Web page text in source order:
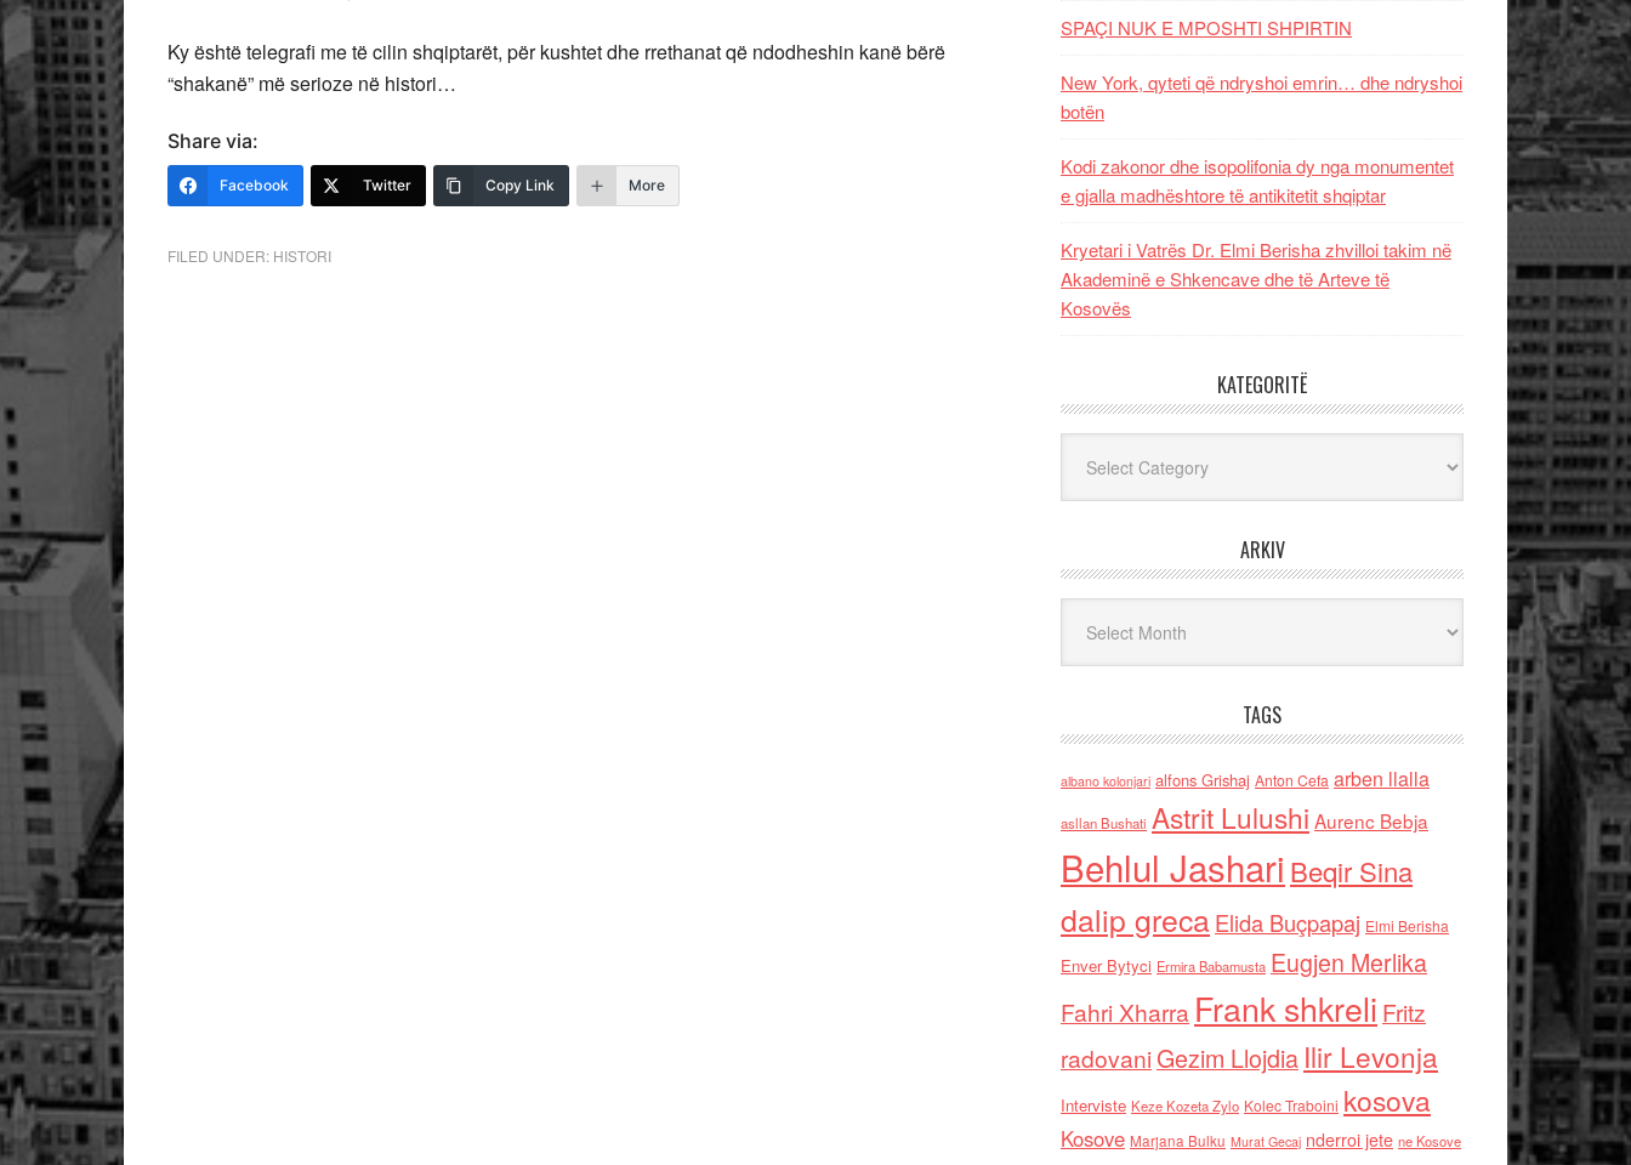
Ky është telegrafi me të cilin shqiptarët, për kushtet dhe rrethanat që ndodheshin kanë bërë
“shakanë” më serioze në histori…
Share via:
Facebook Twitter Copy Link More
FILED UNDER: HISTORI
SPAÇI NUK E MPOSHTI SHPIRTIN
New York, qyteti që ndryshoi emrin… dhe ndryshoi
botën
Kodi zakonor dhe isopolifonia dy nga monumentet
e gjalla madhështore të antikitetit shqiptar
Kryetari i Vatrës Dr. Elmi Berisha zhvilloi takim në
Akademinë e Shkencave dhe të Arteve të
Kosovës
KATEGORITË
ARKIV
TAGS
albano kolonjari alfons Grishaj Anton Cefa arben llalla
asllan Bushati Astrit Lulushi Aurenc Bebja
Behlul Jashari Beqir Sina
dalip grecaElida Buçpapaj Elmi Berisha
Enver Bytyci Ermira Babamusta Eugjen Merlika
Fahri Xharra Frank shkreli Fritz
radovaniGezim Llojdia Ilir Levonja
Interviste Keze Kozeta Zylo Kolec Traboini kosova
Kosove Marjana Bulku Murat Gecaj nderroi jete ne Kosove